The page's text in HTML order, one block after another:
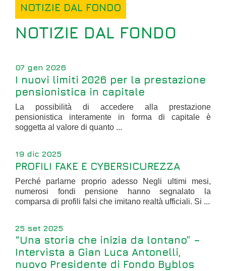
NOTIZIE DAL FONDO
NOTIZIE DAL FONDO
07 gen 2026
I nuovi limiti 2026 per la prestazione
pensionistica in capitale
La possibilità di accedere alla prestazione
pensionistica interamente in forma di capitale è
soggetta al valore di quanto ...
19 dic 2025
PROFILI FAKE E CYBERSICUREZZA
Perché parlarne proprio adesso Negli ultimi mesi,
numerosi fondi pensione hanno segnalato la
comparsa di profili falsi che imitano realtà ufficiali. Si ...
25 set 2025
“Una storia che inizia da lontano” –
Intervista a Gian Luca Antonelli,
nuovo Presidente di Fondo Byblos